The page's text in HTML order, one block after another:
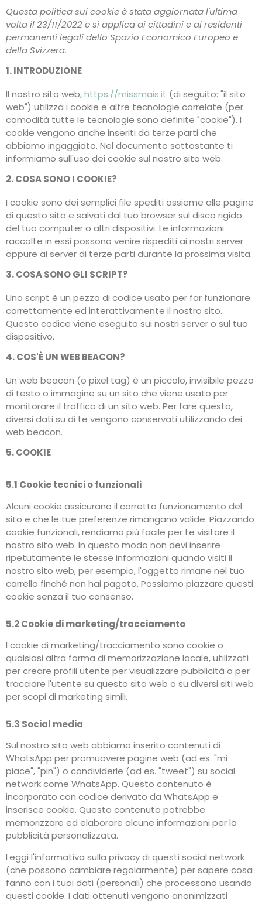
Questa politica sui cookie è stata aggiornata l'ultima
volta il 23/11/2022 e si applica ai cittadini e ai residenti
permanenti legali dello Spazio Economico Europeo e
della Svizzera.
1. INTRODUZIONE
Il nostro sito web,https://missmais.it (di seguito: "il sito
web") utilizza i cookie e altre tecnologie correlate (per
comodità tutte le tecnologie sono definite "cookie"). I
cookie vengono anche inseriti da terze parti che
abbiamo ingaggiato. Nel documento sottostante ti
informiamo sull'uso dei cookie sul nostro sito web.
2. COSA SONO I COOKIE?
I cookie sono dei semplici file spediti assieme alle pagine
di questo sito e salvati dal tuo browser sul disco rigido
del tuo computer o altri dispositivi. Le informazioni
raccolte in essi possono venire rispediti ai nostri server
oppure ai server di terze parti durante la prossima visita.
3. COSA SONO GLI SCRIPT?
Uno script è un pezzo di codice usato per far funzionare
correttamente ed interattivamente il nostro sito.
Questo codice viene eseguito sui nostri server o sul tuo
dispositivo.
4. COS'È UN WEB BEACON?
Un web beacon (o pixel tag) è un piccolo, invisibile pezzo
di testo o immagine su un sito che viene usato per
monitorare il traffico di un sito web. Per fare questo,
diversi dati su di te vengono conservati utilizzando dei
web beacon.
5. COOKIE
5.1 Cookie tecnici o funzionali
Alcuni cookie assicurano il corretto funzionamento del
sito e che le tue preferenze rimangano valide. Piazzando
cookie funzionali, rendiamo più facile per te visitare il
nostro sito web. In questo modo non devi inserire
ripetutamente le stesse informazioni quando visiti il
nostro sito web, per esempio, l'oggetto rimane nel tuo
carrello finché non hai pagato. Possiamo piazzare questi
cookie senza il tuo consenso.
5.2 Cookie di marketing/tracciamento
I cookie di marketing/tracciamento sono cookie o
qualsiasi altra forma di memorizzazione locale, utilizzati
per creare profili utente per visualizzare pubblicità o per
tracciare l'utente su questo sito web o su diversi siti web
per scopi di marketing simili.
5.3 Social media
Sul nostro sito web abbiamo inserito contenuti di
WhatsApp per promuovere pagine web (ad es. "mi
piace", "pin") o condividerle (ad es. "tweet") su social
network come WhatsApp. Questo contenuto è
incorporato con codice derivato da WhatsApp e
inserisce cookie. Questo contenuto potrebbe
memorizzare ed elaborare alcune informazioni per la
pubblicità personalizzata.
Leggi l'informativa sulla privacy di questi social network
(che possono cambiare regolarmente) per sapere cosa
fanno con i tuoi dati (personali) che processano usando
questi cookie. I dati ottenuti vengono anonimizzati